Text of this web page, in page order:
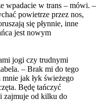
wpadacie w trans – mówi. –
powietrze przez nos,
się płynnie, inne
jest nowym
jogi czy trudnymi
– Brak mi do tego
mnie jak łyk świeżego
Będę tańczyć
zajmuje od kilku do